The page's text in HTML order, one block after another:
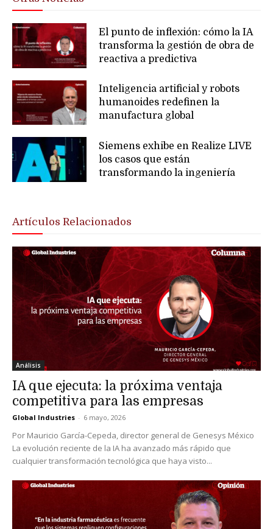
El punto de inflexión: cómo la IA
transforma la gestión de obra de
reactiva a predictiva
Inteligencia artificial y robots
humanoides redefinen la
manufactura global
Siemens exhibe en Realize LIVE
los casos que están
transformando la ingeniería
Artículos Relacionados
Análisis
IA que ejecuta: la próxima ventaja
competitiva para las empresas
Global Industries - 6 mayo, 2026
Por Mauricio García-Cepeda, director general de Genesys México
La evolución reciente de la IA ha avanzado más rápido que
cualquier transformación tecnológica que haya visto...